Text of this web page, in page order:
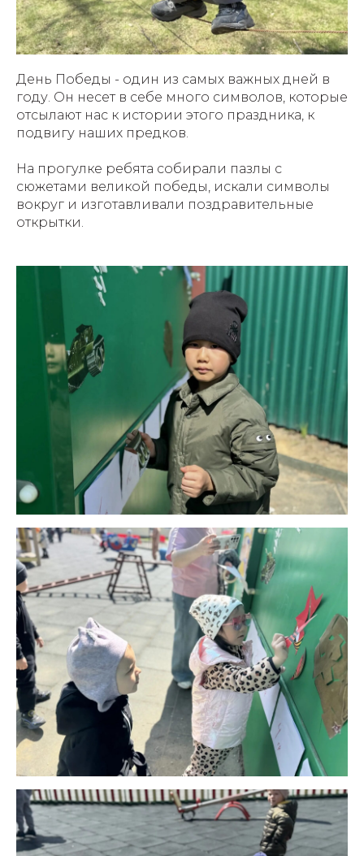
День Победы - один из самых важных дней в
году. Он несет в себе много символов, которые
отсылают нас к истории этого праздника, к
подвигу наших предков.
На прогулке ребята собирали пазлы с
сюжетами великой победы, искали символы
вокруг и изготавливали поздравительные
открытки.